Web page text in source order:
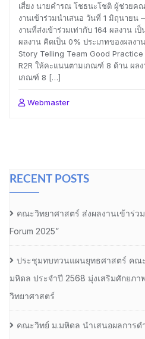
เสี่ยง นายคำรณ โชธนะโชติ ผู้ช่วยคณ
งานเข้าร่วมนำเสนอ วันที่ 1 มิถุนายน
งานที่ส่งเข้าร่วมเท่ากับ 164 ผลงาน
ผลงาน คิดเป็น 0% ประเภทของผลง
Story Telling Team Good
R2R ให้คะแนนตามเกณฑ์ 8 ด้าน ผล
เกณฑ์ 8 […]
Webmaster
RECENT POSTS
คณะวิทยาศาสตร์ ส่งผลงานเข้าร่ว
Forum 2025”
ประชุมทบทวนแผนยุทธศาสตร์ คณ
มหิดล ประจำปี 2568 มุ่งเสริมศักยภา
วิทยาศาสตร์
คณะวิทย์ ม.มหิดล นำเสนอผลการด